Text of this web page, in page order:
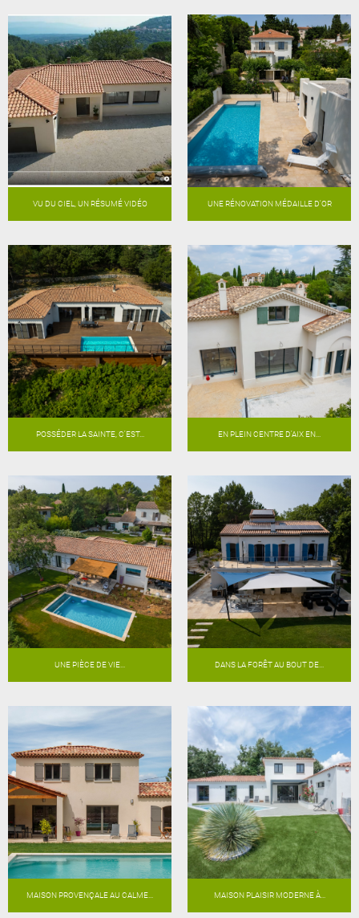
VU DU CIEL, UN RÉSUMÉ VIDÉO UNE RÉNOVATION MÉDAILLE D'OR
POSSÉDER LA SAINTE, C'EST... EN PLEIN CENTRE D'AIX EN...
UNE PIÈCE DE VIE... DANS LA FORÊT AU BOUT DE...
MAISON PROVENÇALE AU CALME... MAISON PLAISIR MODERNE À...